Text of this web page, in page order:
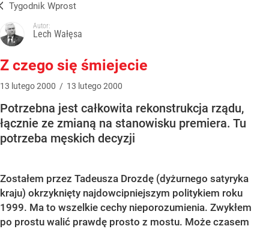
Tygodnik Wprost
Autor:
Lech Wałęsa
Z czego się śmiejecie
13 lutego2000 / 13 lutego2000
Potrzebna jest całkowita rekonstrukcja rządu,
łącznie ze zmianą na stanowisku premiera. Tu
potrzeba męskich decyzji
Zostałem przez Tadeusza Drozdę (dyżurnego satyryka
kraju) okrzyknięty najdowcipniejszym politykiem roku
1999. Ma to wszelkie cechy nieporozumienia. Zwykłem
po prostu walić prawdę prosto z mostu. Może czasem